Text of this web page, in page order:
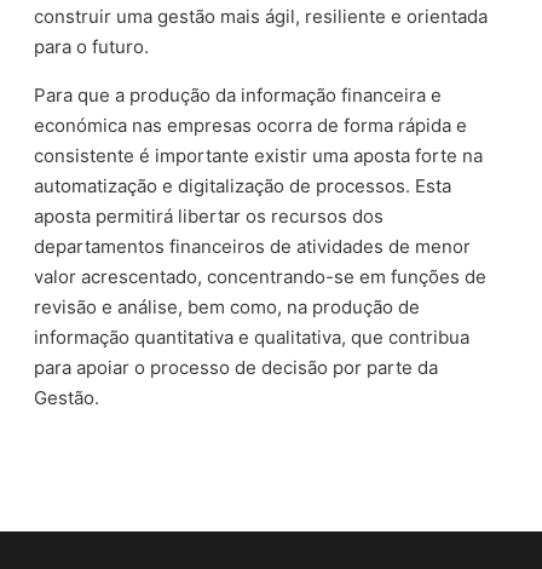
construir uma gestão mais ágil, resiliente e orientada
para o futuro.
Para que a produção da informação financeira e
económica nas empresas ocorra de forma rápida e
consistente é importante existir uma aposta forte na
automatização e digitalização de processos. Esta
aposta permitirá libertar os recursos dos
departamentos financeiros de atividades de menor
valor acrescentado, concentrando-se em funções de
revisão e análise, bem como, na produção de
informação quantitativa e qualitativa, que contribua
para apoiar o processo de decisão por parte da
Gestão.